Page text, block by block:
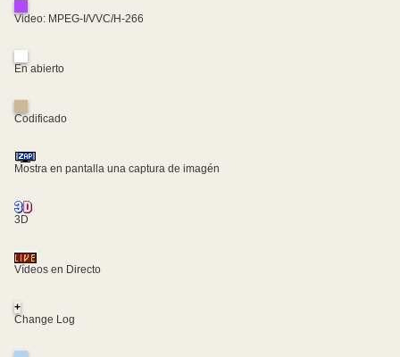
Video: MPEG-I/VVC/H-266
En abierto
Codificado
Mostra en pantalla una captura de imagén
3D
Vídeos en Directo
+
Change Log